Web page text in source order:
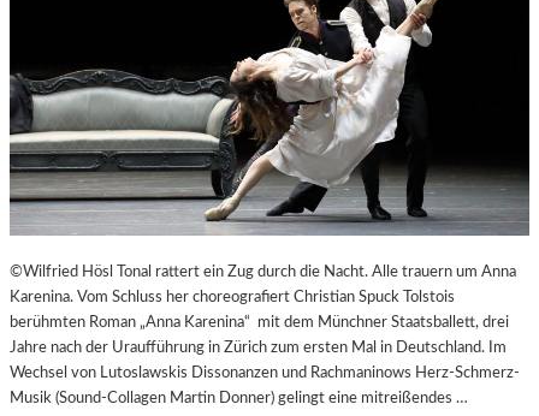
©Wilfried Hösl Tonal rattert ein Zug durch die Nacht. Alle trauern um Anna
Karenina. Vom Schluss her choreografiert Christian Spuck Tolstois
berühmten Roman „Anna Karenina“ mit dem Münchner Staatsballett, drei
Jahre nach der Uraufführung in Zürich zum ersten Mal in Deutschland. Im
Wechsel von Lutoslawskis Dissonanzen und Rachmaninows Herz-Schmerz-
Musik (Sound-Collagen Martin Donner) gelingt eine mitreißendes …